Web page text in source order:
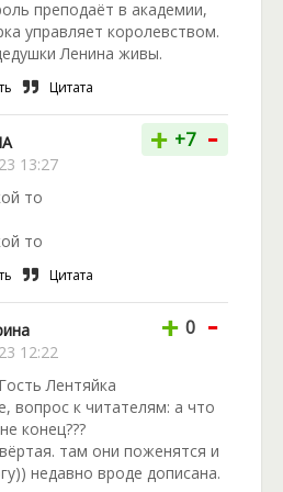
преподаёт в академии,
управляет королевством.
Ленина живы.
Цитата
13:27
+ +7 -
то
то
Цитата
12:22
+ 0 -
Лентяйка
вопрос к читателям: а что
конец???
там они поженятся и
недавно вроде дописана.